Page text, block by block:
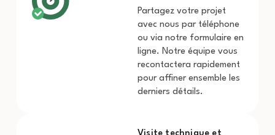
Partagez votre projet
avec nous par téléphone
ou via notre formulaire en
ligne. Notre équipe vous
recontactera rapidement
pour affiner ensemble les
derniers détails.